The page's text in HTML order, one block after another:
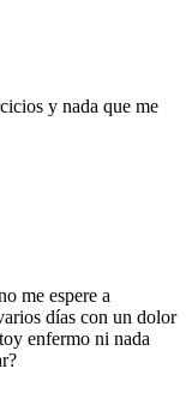
y nada que me
me espere a
días con un dolor
enfermo ni nada